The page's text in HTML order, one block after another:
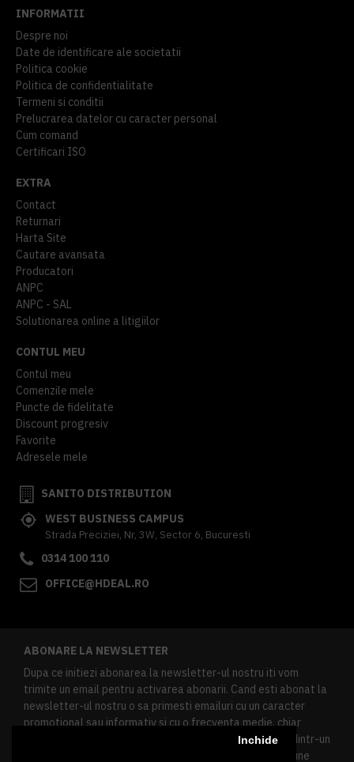
Inchide
INFORMATII
Despre noi
Date de identificare ale societatii
Politica cookie
Politica de confidentialitate
Termeni si conditii
Prelucrarea datelor cu caracter personal
Cum comand
Certificari ISO
EXTRA
Contact
Returnari
Harta Site
Cautare avansata
Producatori
ANPC
ANPC - SAL
Solutionarea online a litigiilor
CONTUL MEU
Contul meu
Comenzile mele
Puncte de fidelitate
Discount progresiv
Favorite
Adresele mele
SANITO DISTRIBUTION
WEST BUSINESS CAMPUS
Strada Preciziei, Nr, 3W, Sector 6, Bucuresti
0314 100 110
OFFICE@HDEAL.RO
ABONARE LA NEWSLETTER
Dupa ce initiezi abonarea la newsletter-ul nostru iti vom
trimite un email pentru activarea abonarii. Cand esti abonat la
newsletter-ul nostru o sa primesti emailuri cu un caracter
promotional sau informativ si cu o frecventa medie, chiar
redusa. Daca doresti sa te dezabonezi poti urma linkul dintr-un
newsletter primit, daca esti client inregistrat ai o sectiune